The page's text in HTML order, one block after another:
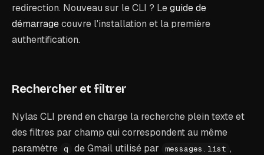
redirection. Nouveau sur le CLI ? Leguide de
démarragecouvre l'installation et la première
authentification.
Rechercher et filtrer
Nylas CLI prend en charge la recherche plein texte et
des filtres par champ qui correspondent au même
paramètre q de Gmail utilisé par messages.list ,